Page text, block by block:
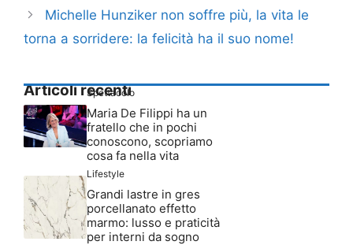
Michelle Hunziker non soffre più, la vita le
torna a sorridere: la felicità ha il suo nome!
Articoli recenti
Spettacolo
Maria De Filippi ha un
fratello che in pochi
conoscono, scopriamo
cosa fa nella vita
Lifestyle
Grandi lastre in gres
porcellanato effetto
marmo: lusso e praticità
per interni da sogno